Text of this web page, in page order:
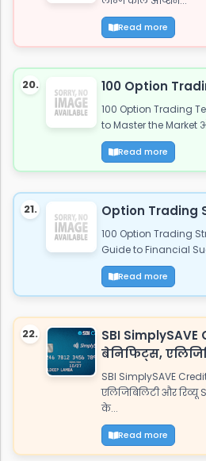
Read more
20. 100 Option
100 Option Trading
to Master the Market
Read more
21. Option Trading
100 Option Trading
Guide to Financial
Read more
22.
SBI
बेनिफिट्स,
SBI SimplySAVE
एलिजिबिलिटी और रिव्यू
के...
Read more